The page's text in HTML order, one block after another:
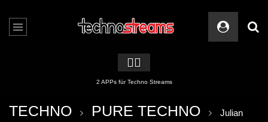
🏳️‍🌈
2 APPs für Techno Streams
TECHNO PURE TECHNO
Julian